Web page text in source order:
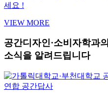
세요 !
VIEW MORE
공간디자인·소비자학과의
소식을 알려드립니다